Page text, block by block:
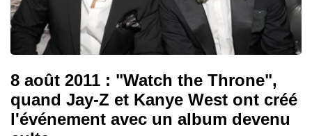
8 août 2011 : "Watch the Throne",
quand Jay-Z et Kanye West ont créé
l'événement avec un album devenu